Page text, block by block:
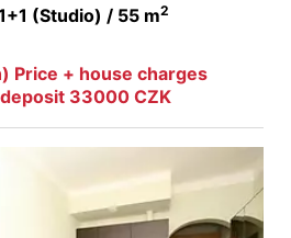
(Studio) / 55 m2
Price + house charges
33000 CZK